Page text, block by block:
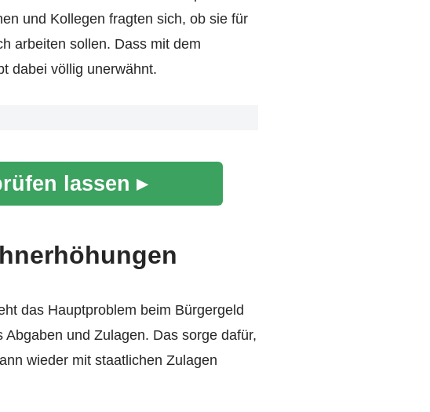
und Kollegen fragten sich, ob sie für
arbeiten sollen. Dass mit dem
dabei völlig unerwähnt.
lassen ▸
das Hauptproblem beim Bürgergeld
Abgaben und Zulagen. Das sorge dafür,
wieder mit staatlichen Zulagen